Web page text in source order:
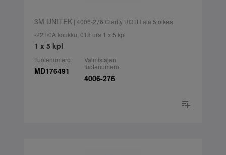
3M UNITEK| 4006-276 Clarity ROTH ala 5 oikea
-22T/0A koukku, 018 ura 1 x 5 kpl
1 x 5 kpl
Tuotenumero:
MD176491
Valmistajan
tuotenumero:
4006-276